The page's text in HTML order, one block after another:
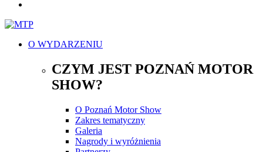
O WYDARZENIU
CZYM JEST POZNAŃ MOTOR
SHOW?
O Poznań Motor Show
Zakres tematyczny
Galeria
Nagrody i wyróżnienia